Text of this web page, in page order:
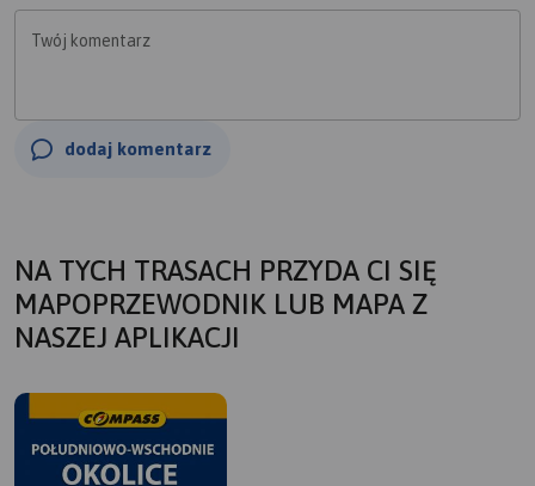
Twój komentarz
dodaj komentarz
NA TYCH TRASACH PRZYDA CI SIĘ
MAPOPRZEWODNIK LUB MAPA Z
NASZEJ APLIKACJI